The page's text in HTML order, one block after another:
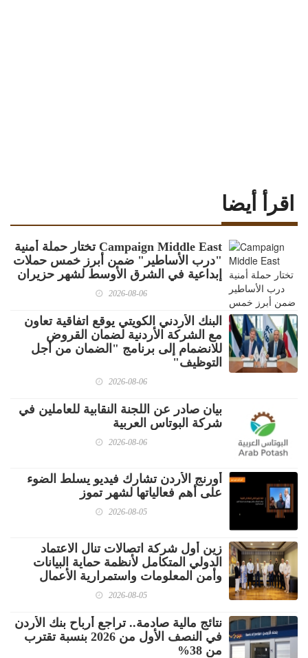
اقرأ أيضا
Campaign Middle East تختار حملة أمنية
"درب الأساطير" ضمن أبرز خمس حملات
إبداعية في الشرق الأوسط لشهر حزيران
2026-08-06
البنك الأردني الكويتي يوقع اتفاقية تعاون
مع الشركة الأردنية لضمان القروض
للانضمام إلى برنامج "الضمان من أجل
التوظيف"
2026-08-06
بيان صادر عن اللجنة النقابية للعاملين في
شركة البوتاس العربية
2026-08-06
أورنج الأردن تشارك فيديو يسلط الضوء
على أهم فعالياتها لشهر تموز
2026-08-05
زين أول شركة اتصالات تنال الاعتماد
الدولي المتكامل لأنظمة حماية البيانات
وأمن المعلومات واستمرارية الأعمال
2026-08-05
نتائج مالية صادمة.. تراجع أرباح بنك الأردن
في النصف الأول من 2026 بنسبة تقترب
من 38%